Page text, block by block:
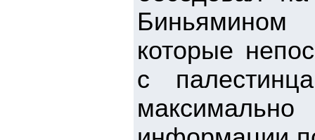
Биньямином
которые
с